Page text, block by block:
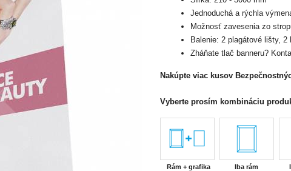
Jednoduchá a rýchla
Možnosť zavesenia zo
Balenie: 2 plagátové lišty, 2
Zháňate tlač banneru?
Nakúpte viac kusov
Vyberte prosím kombináciu
Rám + grafika Iba rám